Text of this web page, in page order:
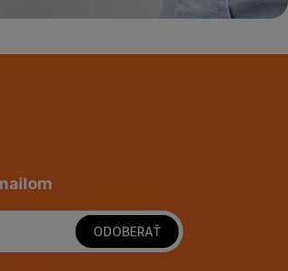
ODOBERAŤ